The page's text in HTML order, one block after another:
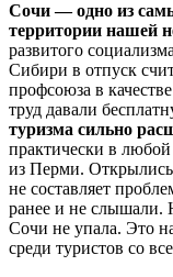
Сочи — одно из
территории нашей
развитого
Сибири в отпуск
профсоюза в
труд давали
туризма сильно
практически в
из Перми. Открылись
не составляет
ранее и не слышали.
Сочи не упала. Это
среди туристов со